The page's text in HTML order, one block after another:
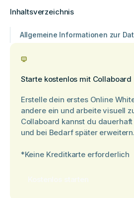
Inhaltsverzeichnis
Allgemeine Informationen zur
Starte kostenlos mit Collaboard
Erstelle dein erstes Online
andere ein und arbeite visuell
Collaboard kannst du
und bei Bedarf später erweitern.
*Keine Kreditkarte erforderlich